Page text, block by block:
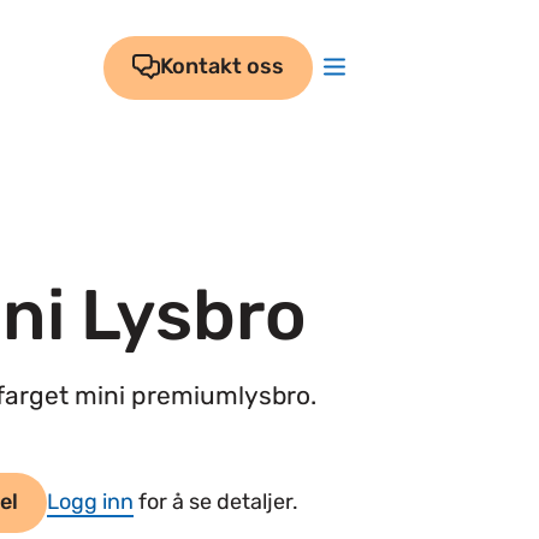
Kontakt oss
Lysbro
mini premiumlysbro.
Logg inn for å se detaljer.